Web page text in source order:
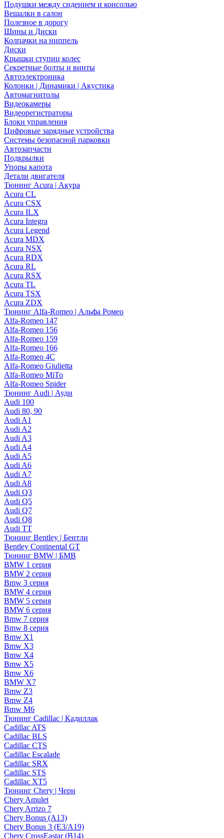
Подушки между сидением и консолью
Вешалки в салон
Полезное в дорогу
Шины и Диски
Колпачки на ниппель
Диски
Крышки ступиц колес
Секретные болты и винты
Автоэлектроника
Колонки | Динамики | Акустика
Автомагнитолы
Видеокамеры
Видеорегистраторы
Блоки управления
Цифровые зарядные устройства
Системы безопасной парковки
Автозапчасти
Подкрылки
Упоры капота
Детали двигателя
Тюнинг Acura | Акура
Acura CL
Acura CSX
Acura ILX
Acura Integra
Acura Legend
Acura MDX
Acura NSX
Acura RDX
Acura RL
Acura RSX
Acura TL
Acura TSX
Acura ZDX
Тюнинг Alfa-Romeo | Альфа Ромео
Alfa-Romeo 147
Alfa-Romeo 156
Alfa-Romeo 159
Alfa-Romeo 166
Alfa-Romeo 4C
Alfa-Romeo Giulietta
Alfa-Romeo MiTo
Alfa-Romeo Spider
Тюнинг Audi | Ауди
Audi 100
Audi 80, 90
Audi A1
Audi A2
Audi A3
Audi A4
Audi A5
Audi A6
Audi A7
Audi A8
Audi Q3
Audi Q5
Audi Q7
Audi Q8
Audi TT
Тюнинг Bentley | Бентли
Bentley Continental GT
Тюнинг BMW | БМВ
BMW 1 серия
BMW 2 серия
Bmw 3 серия
BMW 4 серия
BMW 5 серия
BMW 6 серия
Bmw 7 серия
Bmw 8 серия
Bmw X1
Bmw X3
Bmw X4
Bmw X5
Bmw X6
BMW X7
Bmw Z3
Bmw Z4
Bmw М6
Тюнинг Cadillac | Кадиллак
Cadillac ATS
Cadillac BLS
Cadillac CTS
Cadillac Escalade
Cadillac SRX
Cadillac STS
Cadillac XT5
Тюнинг Chery | Чери
Chery Amulet
Chery Arrizo 7
Chery Bonus (A13)
Chery Bonus 3 (E3/A19)
Chery CrossEastar (B14)